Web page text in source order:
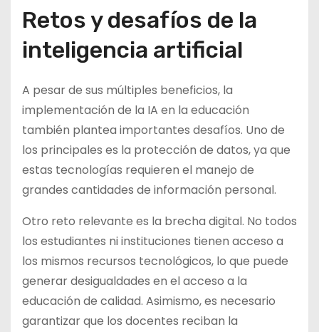
Retos y desafíos de la
inteligencia artificial
A pesar de sus múltiples beneficios, la
implementación de la IA en la educación
también plantea importantes desafíos. Uno de
los principales es la protección de datos, ya que
estas tecnologías requieren el manejo de
grandes cantidades de información personal.
Otro reto relevante es la brecha digital. No todos
los estudiantes ni instituciones tienen acceso a
los mismos recursos tecnológicos, lo que puede
generar desigualdades en el acceso a la
educación de calidad. Asimismo, es necesario
garantizar que los docentes reciban la